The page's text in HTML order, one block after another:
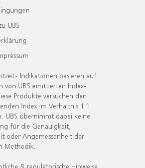
UBS
Indikationen basieren auf
von UBS emittierten Index-
Produkte versuchen den
Index im Verhältnis 1:1
UBS übernimmt dabei keine
für die Genauigkeit,
oder Angemessenheit der
Methodik.